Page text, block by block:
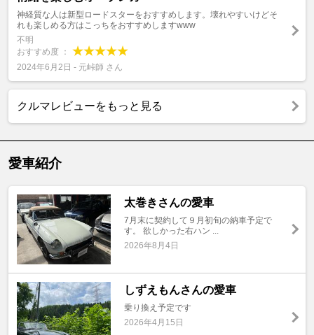
神経質な人は新型ロードスターをおすすめします。壊れやすいけどそ
れも楽しめる方はこっちをおすすめしますwww
不明
おすすめ度 ：
2024年6月2日 - 元峠師 さん
クルマレビューをもっと見る
愛車紹介
太巻きさんの愛車
7月末に契約して９月初旬の納車予定で
す。 欲しかった右ハン ...
2026年8月4日
しずえもんさんの愛車
乗り換え予定です
2026年4月15日